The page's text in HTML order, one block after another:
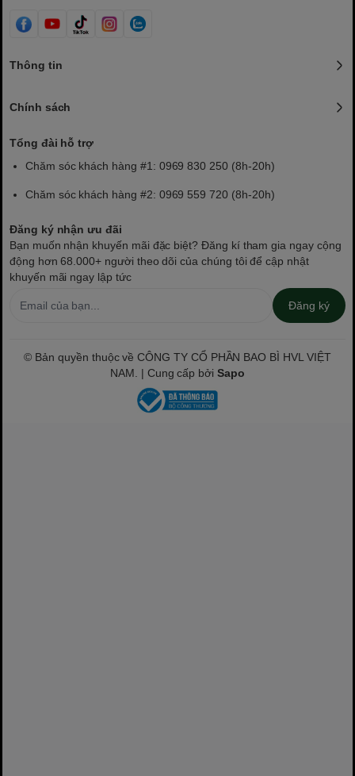
Thông tin
Chính sách
Tổng đài hỗ trợ
Chăm sóc khách hàng #1: 0969 830 250 (8h-20h)
Chăm sóc khách hàng #2: 0969 559 720 (8h-20h)
Đăng ký nhận ưu đãi
Bạn muốn nhận khuyến mãi đặc biệt? Đăng kí tham gia ngay cộng
động hơn 68.000+ người theo dõi của chúng tôi để cập nhật
khuyến mãi ngay lập tức
Đăng ký
© Bản quyền thuộc về CÔNG TY CỔ PHẦN BAO BÌ HVL VIỆT
NAM. | Cung cấp bởiSapo